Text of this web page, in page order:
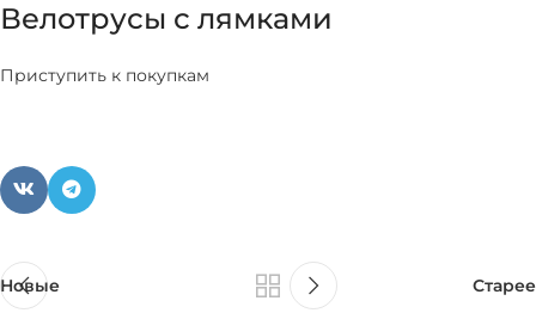
Велотрусы с лямками
Приступить к покупкам
Новые Старее